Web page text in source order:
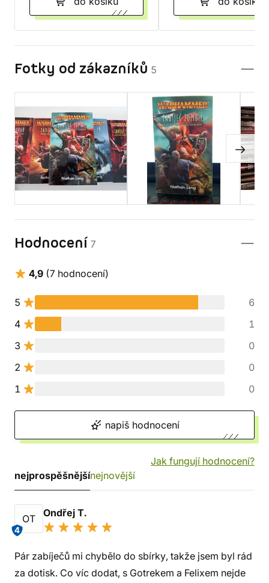
Fotky od zákazníků 5
Hodnocení 7
4,9 (7 hodnocení)
5
6
4
1
3
0
2
0
1
0
napiš hodnocení
Jak fungují hodnocení?
nejprospěšnějšínejnovější
OT
4
Ondřej T.
Pár zabíječů mi chybělo do sbírky, takže jsem byl rád
za dotisk. Co víc dodat, s Gotrekem a Felixem nejde